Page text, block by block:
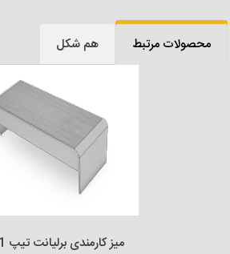
محصولات مرتبط هم شکل
میز کارمندی برلیانت تیپ 3601